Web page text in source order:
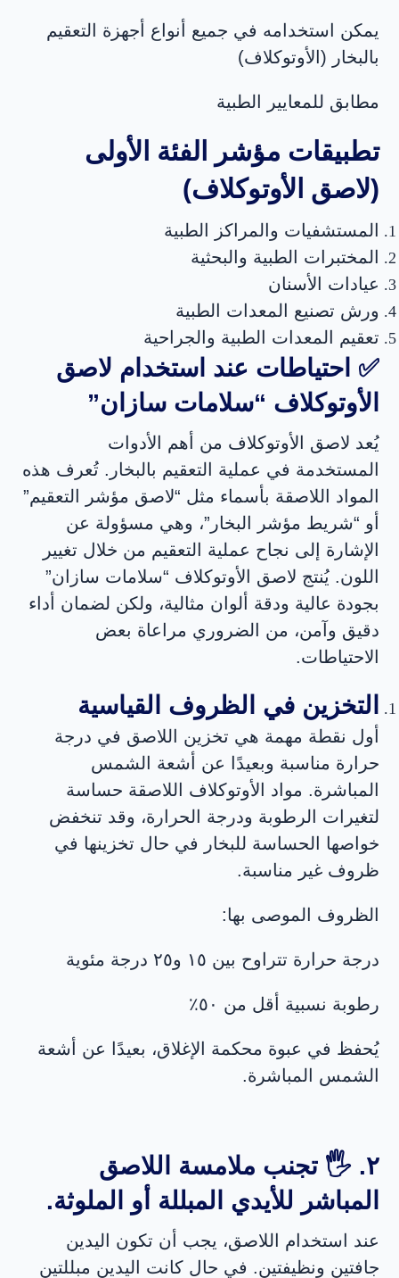
يمكن استخدامه في جميع أنواع أجهزة التعقيم
بالبخار (الأوتوكلاف)
مطابق للمعايير الطبية
تطبيقات مؤشر الفئة الأولى
(لاصق الأوتوكلاف)
المستشفيات والمراكز الطبية
المختبرات الطبية والبحثية
عيادات الأسنان
ورش تصنيع المعدات الطبية
تعقيم المعدات الطبية والجراحية
✅ احتياطات عند استخدام لاصق
الأوتوكلاف “سلامات سازان”
يُعد لاصق الأوتوكلاف من أهم الأدوات
المستخدمة في عملية التعقيم بالبخار. تُعرف هذه
المواد اللاصقة بأسماء مثل “لاصق مؤشر التعقيم”
أو “شريط مؤشر البخار”، وهي مسؤولة عن
الإشارة إلى نجاح عملية التعقيم من خلال تغيير
اللون. يُنتج لاصق الأوتوكلاف “سلامات سازان”
بجودة عالية ودقة ألوان مثالية، ولكن لضمان أداء
دقيق وآمن، من الضروري مراعاة بعض
الاحتياطات.
التخزين في الظروف القياسية
أول نقطة مهمة هي تخزين اللاصق في درجة
حرارة مناسبة وبعيدًا عن أشعة الشمس
المباشرة. مواد الأوتوكلاف اللاصقة حساسة
لتغيرات الرطوبة ودرجة الحرارة، وقد تنخفض
خواصها الحساسة للبخار في حال تخزينها في
ظروف غير مناسبة.
الظروف الموصى بها:
درجة حرارة تتراوح بين ١٥ و٢٥ درجة مئوية
رطوبة نسبية أقل من ٥٠٪
يُحفظ في عبوة محكمة الإغلاق، بعيدًا عن أشعة
الشمس المباشرة.
٢. 🖐️ تجنب ملامسة اللاصق
المباشر للأيدي المبللة أو الملوثة.
عند استخدام اللاصق، يجب أن تكون اليدين
جافتين ونظيفتين. في حال كانت اليدين مبللتين